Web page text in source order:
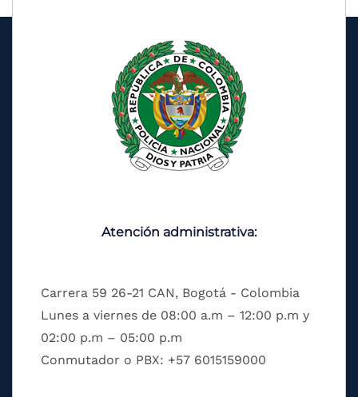
Atención administrativa:
Carrera 59 26-21 CAN, Bogotá - Colombia
Lunes a viernes de 08:00 a.m – 12:00 p.m y
02:00 p.m – 05:00 p.m
Conmutador o PBX: +57 6015159000